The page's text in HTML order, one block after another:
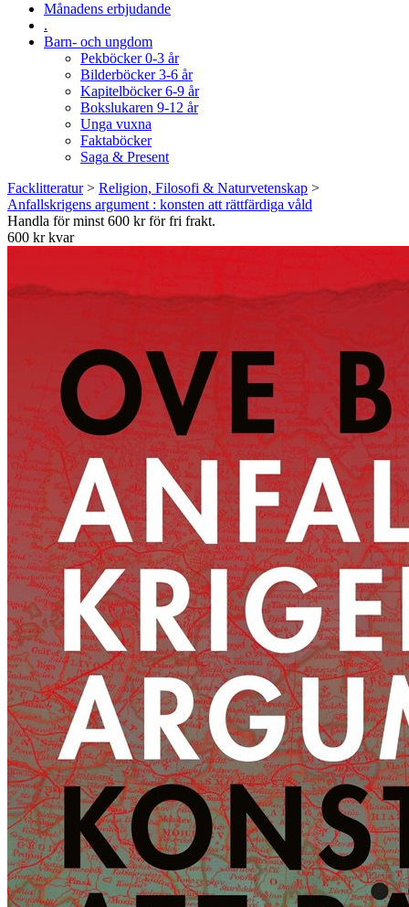
Månadens erbjudande
.
Barn- och ungdom
Pekböcker 0-3 år
Bilderböcker 3-6 år
Kapitelböcker 6-9 år
Bokslukaren 9-12 år
Unga vuxna
Faktaböcker
Saga & Present
Facklitteratur> Religion, Filosofi & Naturvetenskap >
Anfallskrigens argument : konsten att rättfärdiga våld
Handla för minst 600 kr för fri frakt.
600 kr kvar